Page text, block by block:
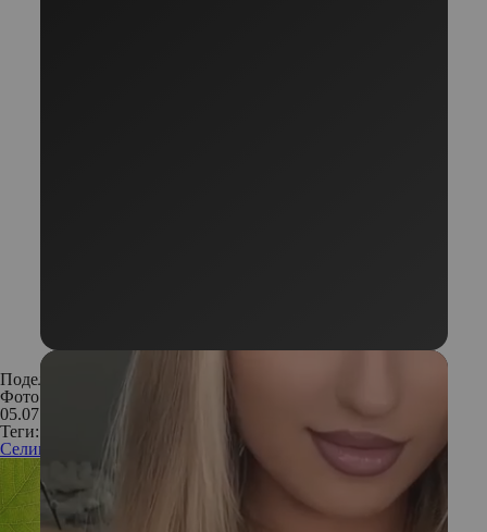
Поделиться:
Фото: Instagram
05.07.2017
Теги:
Селин Дион
певица знаменитостиобнаженностьтело